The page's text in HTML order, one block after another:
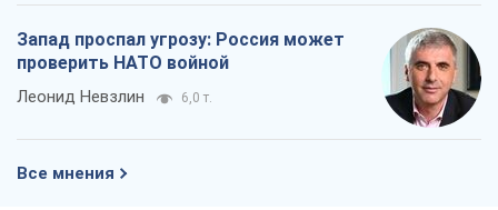
Запад проспал угрозу: Россия может
проверить НАТО войной
Леонид Невзлин 6,0 т.
Все мнения